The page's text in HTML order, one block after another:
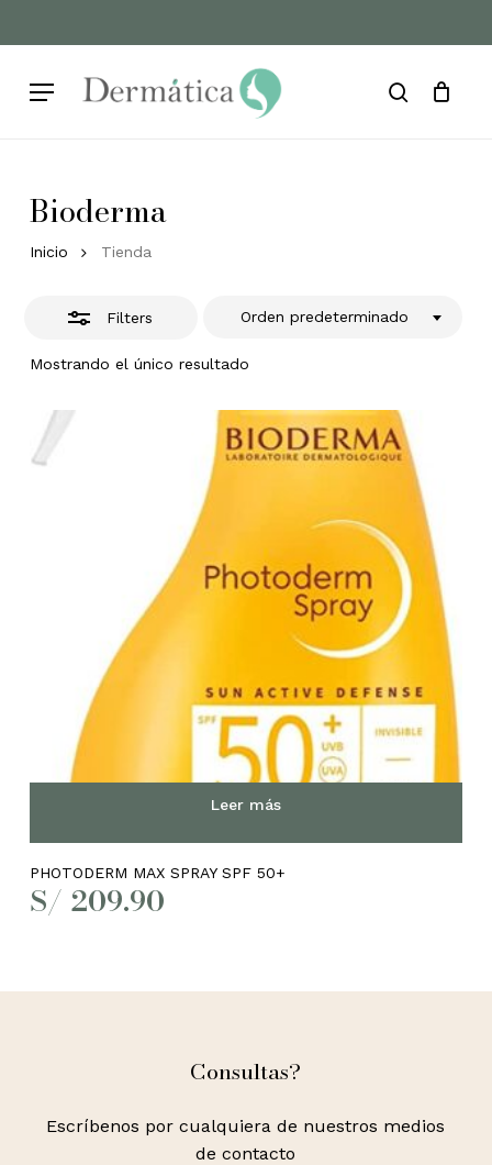
to
content
Menu search
Cart Close
Bioderma
Inicio Tienda
Filters
Mostrando el único resultado
Orden predeterminado
Close
Leer más
PHOTODERM MAX SPRAY SPF 50+
S/ 209.90
Consultas?
Escríbenos por cualquiera de nuestros medios
de contacto